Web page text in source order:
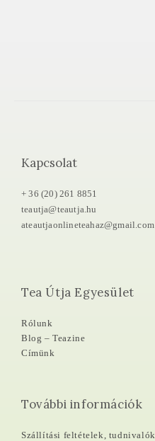
Kapcsolat
+ 36 (20) 261 8851
teautja@teautja.hu
ateautjaonlineteahaz@gmail.com
Tea Útja Egyesület
Rólunk
Blog – Teazine
Címünk
További információk
Szállítási feltételek, tudnivalók